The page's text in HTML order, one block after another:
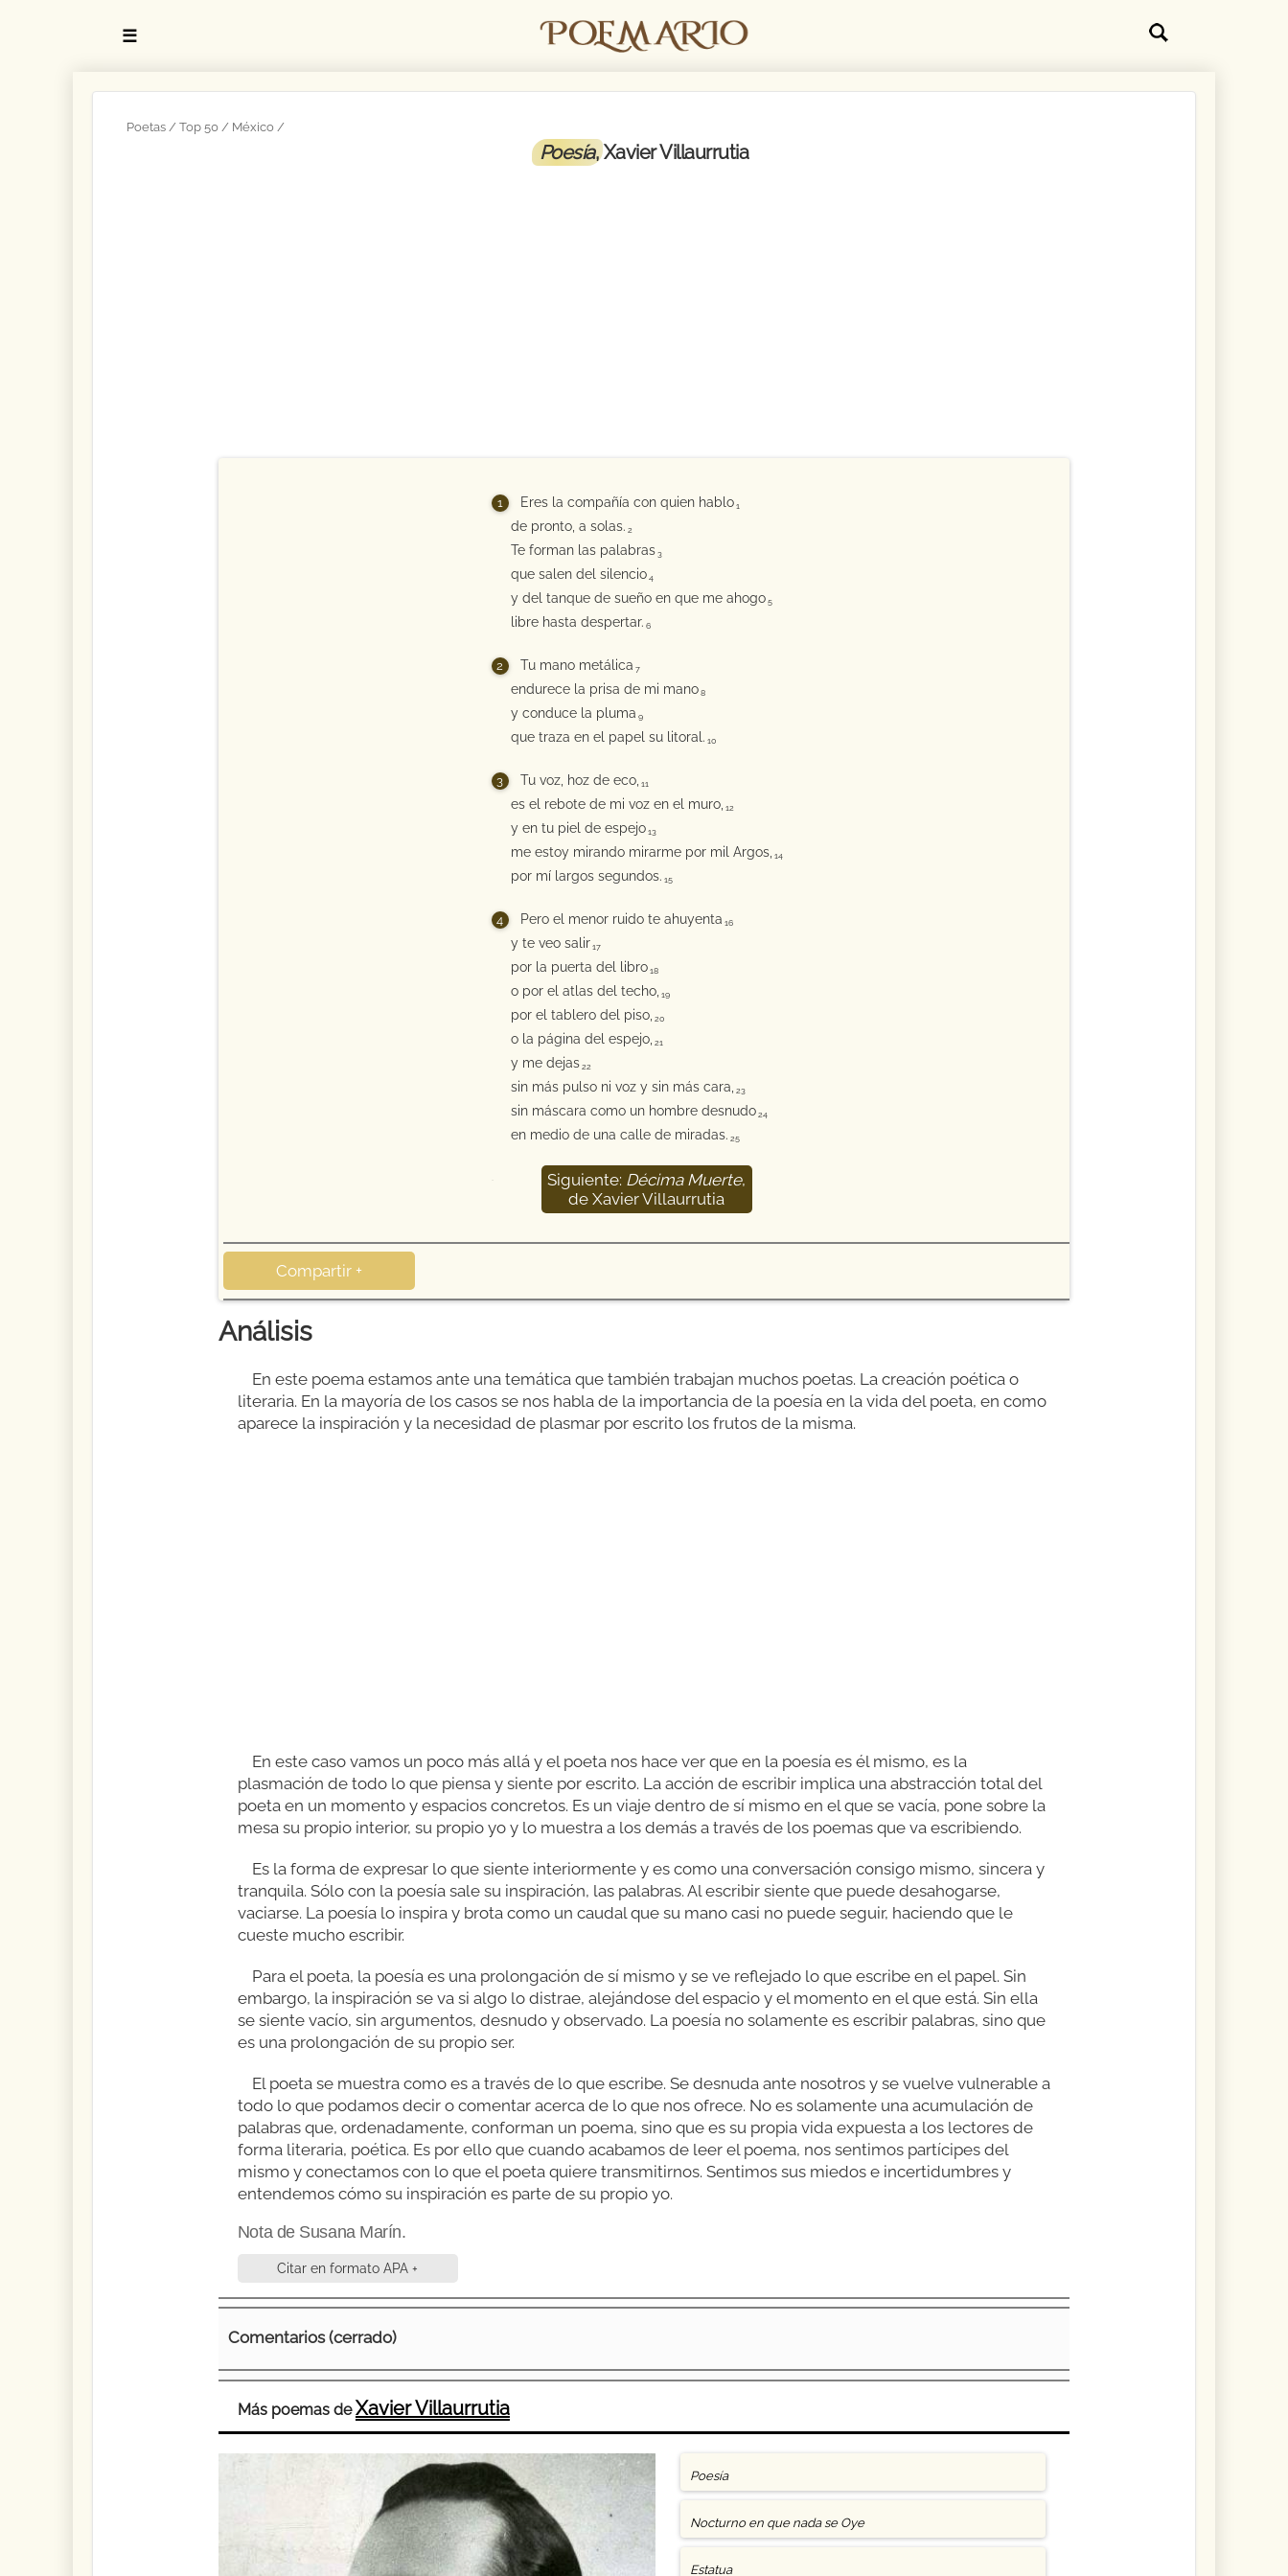
☰
Poetas Top 50 México
Poesía, Xavier Villaurrutia
Eres la compañía con quien hablo 1
de pronto, a solas. 2
Te forman las palabras 3
que salen del silencio 4
y del tanque de sueño en que me ahogo 5
libre hasta despertar. 6
Tu mano metálica 7
endurece la prisa de mi mano 8
y conduce la pluma 9
que traza en el papel su litoral. 10
Tu voz, hoz de eco, 11
es el rebote de mi voz en el muro, 12
y en tu piel de espejo 13
me estoy mirando mirarme por mil Argos, 14
por mí largos segundos. 15
Pero el menor ruido te ahuyenta 16
y te veo salir 17
por la puerta del libro 18
o por el atlas del techo, 19
por el tablero del piso, 20
o la página del espejo, 21
y me dejas 22
sin más pulso ni voz y sin más cara, 23
sin máscara como un hombre desnudo 24
en medio de una calle de miradas. 25
Siguiente: Décima Muerte,
de Xavier Villaurrutia
Compartir +
Análisis
En este poema estamos ante una temática que también trabajan muchos poetas. La creación poética o
literaria. En la mayoría de los casos se nos habla de la importancia de la poesía en la vida del poeta, en como
aparece la inspiración y la necesidad de plasmar por escrito los frutos de la misma.
En este caso vamos un poco más allá y el poeta nos hace ver que en la poesía es él mismo, es la
plasmación de todo lo que piensa y siente por escrito. La acción de escribir implica una abstracción total del
poeta en un momento y espacios concretos. Es un viaje dentro de sí mismo en el que se vacía, pone sobre la
mesa su propio interior, su propio yo y lo muestra a los demás a través de los poemas que va escribiendo.
Es la forma de expresar lo que siente interiormente y es como una conversación consigo mismo, sincera y
tranquila. Sólo con la poesía sale su inspiración, las palabras. Al escribir siente que puede desahogarse,
vaciarse. La poesía lo inspira y brota como un caudal que su mano casi no puede seguir, haciendo que le
cueste mucho escribir.
Para el poeta, la poesía es una prolongación de sí mismo y se ve reflejado lo que escribe en el papel. Sin
embargo, la inspiración se va si algo lo distrae, alejándose del espacio y el momento en el que está. Sin ella
se siente vacío, sin argumentos, desnudo y observado. La poesía no solamente es escribir palabras, sino que
es una prolongación de su propio ser.
El poeta se muestra como es a través de lo que escribe. Se desnuda ante nosotros y se vuelve vulnerable a
todo lo que podamos decir o comentar acerca de lo que nos ofrece. No es solamente una acumulación de
palabras que, ordenadamente, conforman un poema, sino que es su propia vida expuesta a los lectores de
forma literaria, poética. Es por ello que cuando acabamos de leer el poema, nos sentimos partícipes del
mismo y conectamos con lo que el poeta quiere transmitirnos. Sentimos sus miedos e incertidumbres y
entendemos cómo su inspiración es parte de su propio yo.
Nota de Susana Marín.
Citar en formato APA +
Comentarios (cerrado)
Más poemas deXavier Villaurrutia
Poesía
Nocturno en que nada se Oye
Estatua